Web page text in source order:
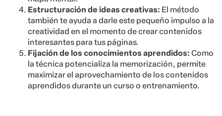
Estructuración de ideas creativas: El método
también te ayuda a darle este pequeño impulso a la
creatividad en el momento de crear contenidos
interesantes para tus páginas.
Fijación de los conocimientos aprendidos: Como
la técnica potencializa la memorización, permite
maximizar el aprovechamiento de los contenidos
aprendidos durante un curso o entrenamiento.